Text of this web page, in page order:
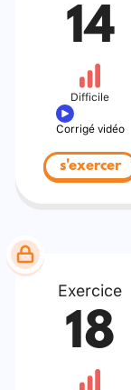
14
Difficile
Corrigé vidéo
s'exercer
Exercice
18